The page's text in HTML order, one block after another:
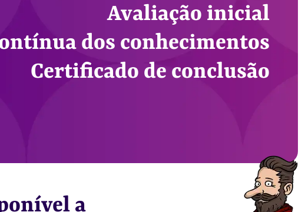
Avaliação inicial
dos conhecimentos
Certificado de conclusão
a